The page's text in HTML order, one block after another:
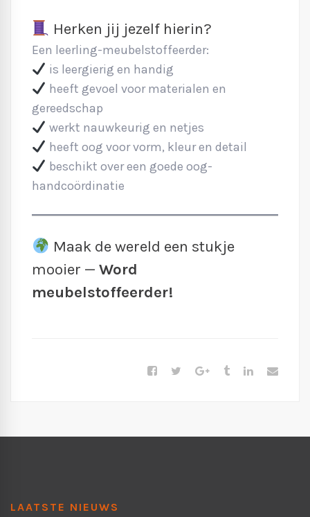
Herken jij jezelf hierin?
Een leerling-meubelstoffeerder:
is leergierig en handig
heeft gevoel voor materialen en
gereedschap
werkt nauwkeurig en netjes
heeft oog voor vorm, kleur en detail
beschikt over een goede oog-
handcoördinatie
Maak de wereld een stukje
mooier — Word
meubelstoffeerder!
LAATSTE NIEUWS